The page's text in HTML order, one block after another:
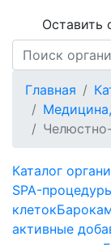
Оставить
Главная
Каталог
SPA-
клеток
активные